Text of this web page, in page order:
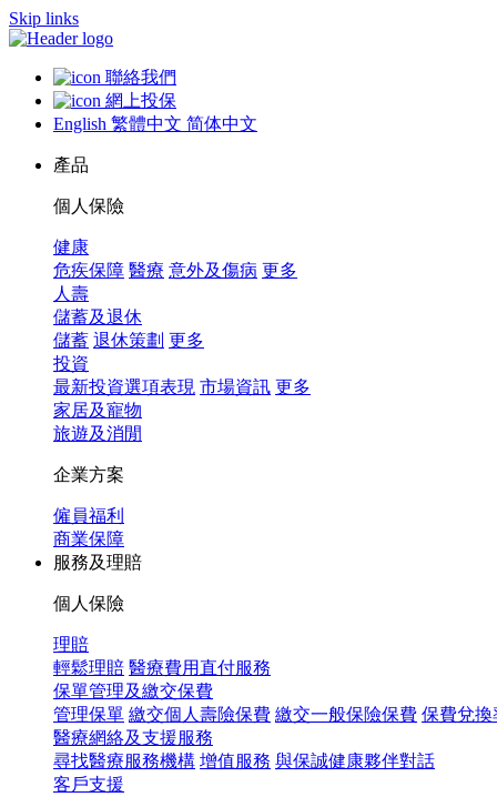
Skip links
聯絡我們
網上投保
English 繁體中文 简体中文
產品
個人保險
健康
危疾保障 醫療 意外及傷病 更多
人壽
儲蓄及退休
儲蓄 退休策劃 更多
投資
最新投資選項表現 市場資訊 更多
家居及寵物
旅遊及消閒
企業方案
僱員福利
商業保障
服務及理賠
個人保險
理賠
輕鬆理賠 醫療費用直付服務
保單管理及繳交保費
管理保單 繳交個人壽險保費 繳交一般保險保費 保費兌換
醫療網絡及支援服務
尋找醫療服務機構 增值服務 與保誠健康夥伴對話
客戶支援